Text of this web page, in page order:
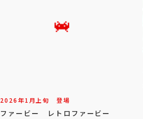
2026年1月上旬 登場
ファービー レトロファービー